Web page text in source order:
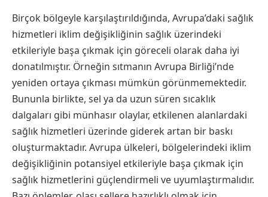
Birçok bölgeyle karşılaştırıldığında, Avrupa’daki sağlık
hizmetleri iklim değişikliğinin sağlık üzerindeki
etkileriyle başa çıkmak için göreceli olarak daha iyi
donatılmıştır. Örneğin sıtmanın Avrupa Birliği’nde
yeniden ortaya çıkması mümkün görünmemektedir.
Bununla birlikte, sel ya da uzun süren sıcaklık
dalgaları gibi münhasır olaylar, etkilenen alanlardaki
sağlık hizmetleri üzerinde giderek artan bir baskı
oluşturmaktadır. Avrupa ülkeleri, bölgelerindeki iklim
değişikliğinin potansiyel etkileriyle başa çıkmak için
sağlık hizmetlerini güçlendirmeli ve uyumlaştırmalıdır.